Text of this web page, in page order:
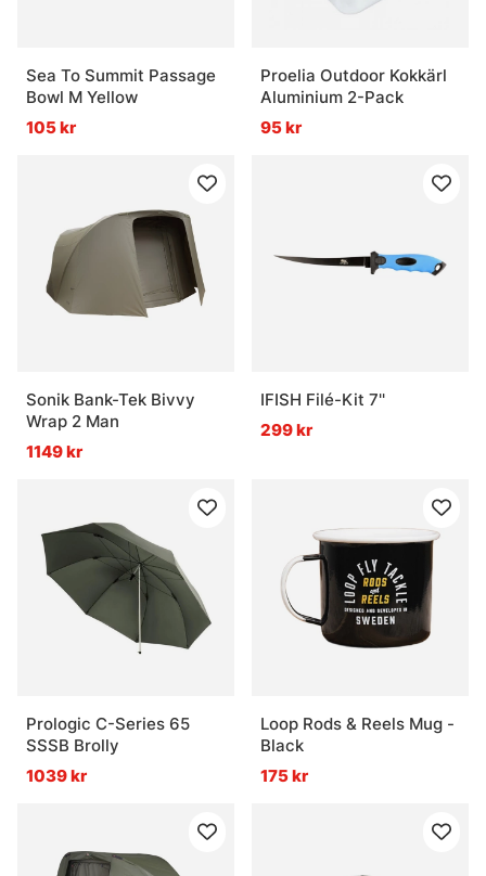
Sea To Summit Passage
Bowl M Yellow
105 kr
Proelia Outdoor Kokkärl
Aluminium 2-Pack
95 kr
Sonik Bank-Tek Bivvy
Wrap 2 Man
1149 kr
IFISH Filé-Kit 7''
299 kr
Prologic C-Series 65
SSSB Brolly
1039 kr
Loop Rods & Reels Mug -
Black
175 kr